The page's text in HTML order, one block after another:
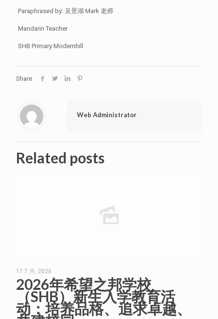
Paraphrased by: 吴景湖 Mark 老师
Mandarin Teacher
SHB Primary Modernhill
Share
Web Administrator
Related posts
17 7 月, 2026
2026年希望之邦学校
（SHB）新生入学教育活
动：培养品格、追求卓越、